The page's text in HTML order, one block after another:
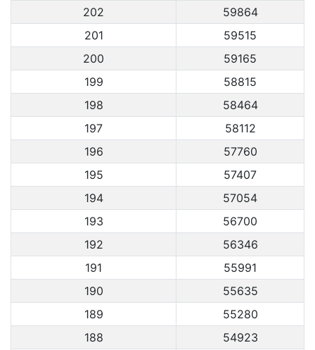
202
59864
201
59515
200
59165
199
58815
198
58464
197
58112
196
57760
195
57407
194
57054
193
56700
192
56346
191
55991
190
55635
189
55280
188
54923